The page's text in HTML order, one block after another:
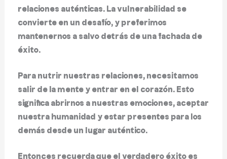
relaciones auténticas. La vulnerabilidad se
convierte en un desafío, y preferimos
mantenernos a salvo detrás de una fachada de
éxito.
Para nutrir nuestras relaciones, necesitamos
salir de la mente y entrar en el corazón. Esto
significa abrirnos a nuestras emociones, aceptar
nuestra humanidad y estar presentes para los
demás desde un lugar auténtico.
Entonces recuerda que el verdadero éxito es